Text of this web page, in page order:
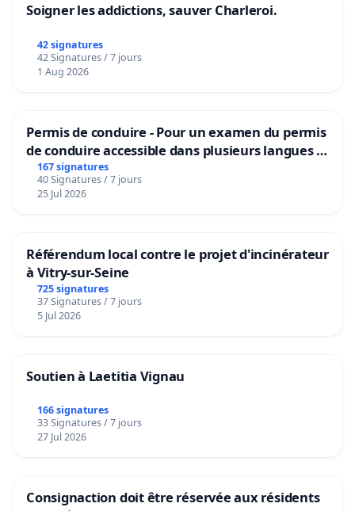
Soigner les addictions, sauver Charleroi.
42 signatures
42 Signatures / 7 jours
1 Aug 2026
Permis de conduire - Pour un examen du permis
de conduire accessible dans plusieurs langues à
Bruxelles
167 signatures
40 Signatures / 7 jours
25 Jul 2026
Référendum local contre le projet d'incinérateur
à Vitry-sur-Seine
725 signatures
37 Signatures / 7 jours
5 Jul 2026
Soutien à Laetitia Vignau
166 signatures
33 Signatures / 7 jours
27 Jul 2026
Consignaction doit être réservée aux résidents